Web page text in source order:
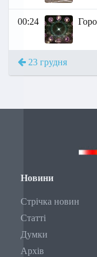
00:24
23 грудня
Новини
Стрічка новин
Статті
Думки
Архів